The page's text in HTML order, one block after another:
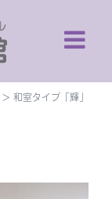
> 和室タイプ「輝」